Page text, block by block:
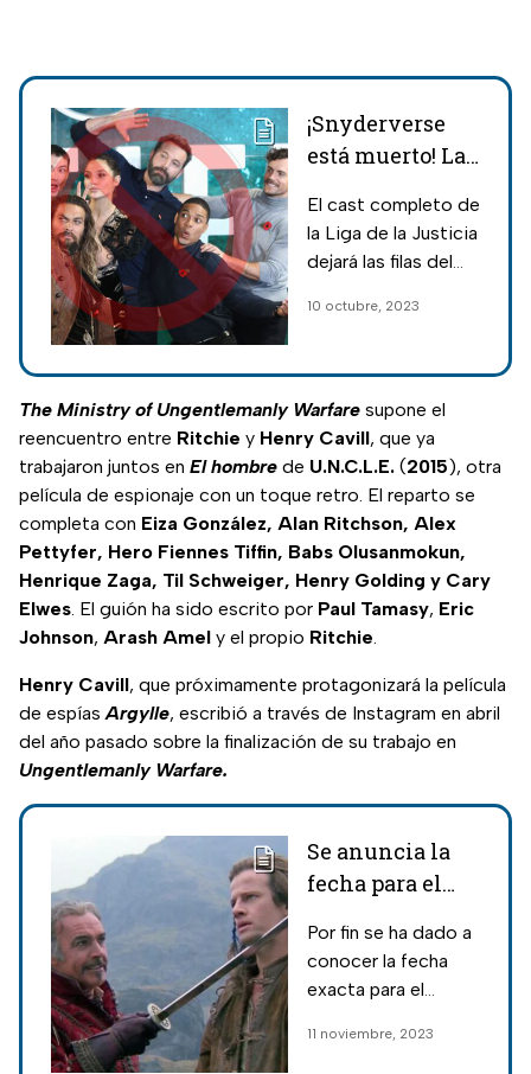
¡Snyderverse
está muerto! Las
que sepultaron
la saga de Zack
El cast completo de
la Liga de la Justicia
dejará las filas del
DC, ahora bajo la
CEOs de DC
Studios, James
Gunn y Peter Safran.
10 octubre, 2023
The Ministry of Ungentlemanly Warfare supone el
reencuentro entre Ritchie y Henry Cavill, que ya
trabajaron juntos en El hombre de U.N.C.L.E. (2015), otra
película de espionaje con un toque retro. El reparto se
completa con Eiza González, Alan Ritchson, Alex
Pettyfer, Hero Fiennes Tiffin, Babs Olusanmokun,
Henrique Zaga, Til Schweiger, Henry Golding y Cary
Elwes. El guión ha sido escrito por Paul Tamasy, Eric
Johnson, Arash Amel y el propio Ritchie.
Henry Cavill, que próximamente protagonizará la película
de espíasArgylle, escribió a través de Instagram en abril
del año pasado sobre la finalización de su trabajo en
Ungentlemanly Warfare.
Se anuncia la
fecha para el
Inmortales'
protagonizada
Cavill
Por fin se ha dado a
conocer la fecha
exacta para el
de 'Los Inmortales'
11 noviembre, 2023